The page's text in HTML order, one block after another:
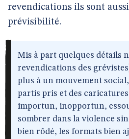
revendications ils sont
prévisibilité.
Mis à part quelques détails
revendications des
plus à un mouvement
partis pris et des
importun, inopportun,
sombrer dans la violence
bien rôdé, les formats bien